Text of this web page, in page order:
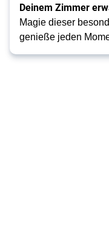
Deinem Zimmer
Magie dieser
genieße jeden